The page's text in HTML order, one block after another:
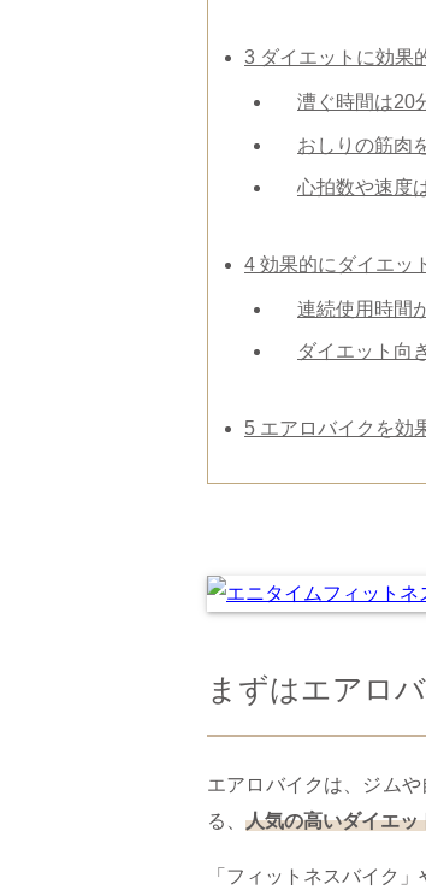
3 ダイエットに効果
漕ぐ時間は20
おしりの筋肉
心拍数や速度
4 効果的にダイエッ
連続使用時間
ダイエット向
5 エアロバイクを効
まずはエアロ
エアロバイクは、ジム
る、 人気の高いダイエッ
「フィットネスバイク